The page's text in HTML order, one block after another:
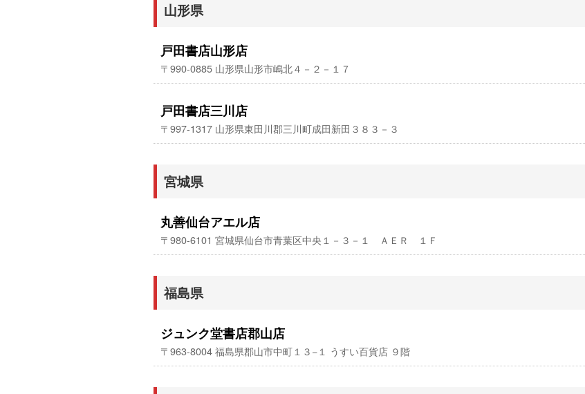
山形県
戸田書店山形店
〒990-0885 山形県山形市嶋北４－２－１７
戸田書店三川店
〒997-1317 山形県東田川郡三川町成田新田３８３－３
宮城県
丸善仙台アエル店
〒980-6101 宮城県仙台市青葉区中央１－３－１ ＡＥＲ １Ｆ
福島県
ジュンク堂書店郡山店
〒963-8004 福島県郡山市中町１３−１ うすい百貨店 ９階